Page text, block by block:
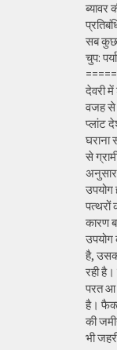
ब्यावर
सब कुछ
चुप:
देवरी
वजह से
प्लांट
घराना
से
पत्थरों
कारण
उपयोग
है,
रही है।
परत आ
है।
की
भी